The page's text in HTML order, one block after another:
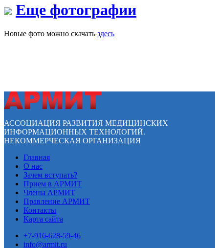
Еще фотографии
Новые фото можно скачать здесь
АССОЦИАЦИЯ РАЗВИТИЯ МЕДИЦИНСКИХ
ИНФОРМАЦИОННЫХ ТЕХНОЛОГИЙ.
НЕКОММЕРЧЕСКАЯ ОРГАНИЗАЦИЯ
Главная
О нас
Зачем вступать?
Прием в АРМИТ
Члены АРМИТ
Правление АРМИТ
Контакты
Карта сайта
+7-916-628-59-46
info@armit.ru